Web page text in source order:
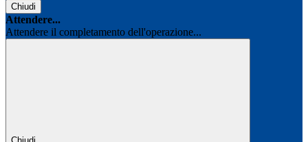
Chiudi
Attendere...
Attendere il completamento dell'operazione...